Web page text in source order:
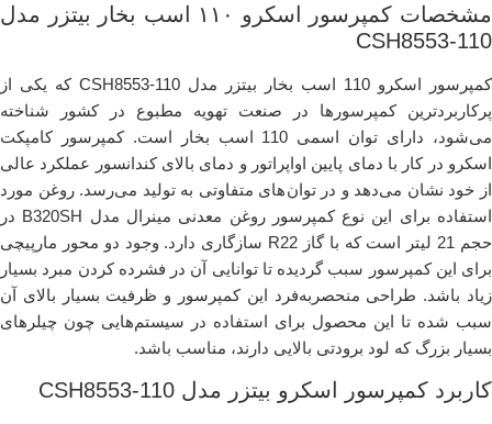
مشخصات کمپرسور اسکرو ۱۱۰ اسب بخار بیتزر مدل
CSH8553-110
کمپرسور اسکرو 110 اسب بخار بیتزر مدل CSH8553-110 که یکی از
پرکاربردترین کمپرسورها در صنعت تهویه مطبوع در کشور شناخته
می‌شود، دارای توان اسمی 110 اسب بخار است. کمپرسور کامپکت
اسکرو در کار با دمای پایین اواپراتور و دمای بالای کندانسور عملکرد عالی
از خود نشان می‌دهد و در توان‌های متفاوتی به‌ تولید می‌رسد. روغن مورد
استفاده برای این نوع کمپرسور روغن معدنی مینرال مدل B320SH در
حجم 21 لیتر است که با گاز R22 سازگاری دارد. وجود دو محور مارپیچی
برای این کمپرسور سبب گردیده تا توانایی آن در فشرده کردن مبرد بسیار
زیاد باشد. طراحی منحصربه‌فرد این کمپرسور و ظرفیت بسیار بالای آن
سبب شده تا این محصول برای استفاده در سیستم‌هایی چون چیلرهای
بسیار بزرگ که لود برودتی بالایی دارند، مناسب باشد.
کاربرد کمپرسور اسکرو بیتزر مدل CSH8553-110